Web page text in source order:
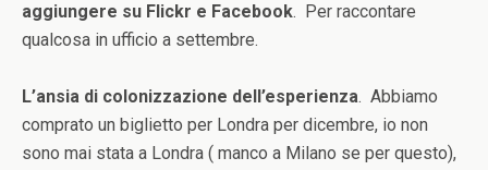
aggiungere su Flickr e Facebook. Per raccontare
qualcosa in ufficio a settembre.
L’ansia di colonizzazione dell’esperienza. Abbiamo
comprato un biglietto per Londra per dicembre, io non
sono mai stata a Londra ( manco a Milano se per questo),